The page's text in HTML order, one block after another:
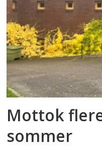
Mottok
sommer